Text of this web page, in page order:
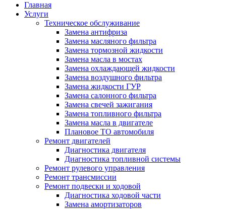
Главная
Услуги
Техническое обслуживание
Замена антифриза
Замена масляного фильтра
Замена тормозной жидкости
Замена масла в мостах
Замена охлаждающей жидкости
Замена воздушного фильтра
Замена жидкости ГУР
Замена салонного фильтра
Замена свечей зажигания
Замена топливного фильтра
Замена масла в двигателе
Плановое ТО автомобиля
Ремонт двигателей
Диагностика двигателя
Диагностика топливной системы
Ремонт рулевого управления
Ремонт трансмиссии
Ремонт подвески и ходовой
Диагностика ходовой части
Замена амортизаторов